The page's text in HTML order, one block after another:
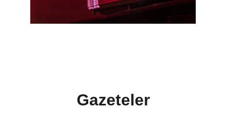
Gazeteler